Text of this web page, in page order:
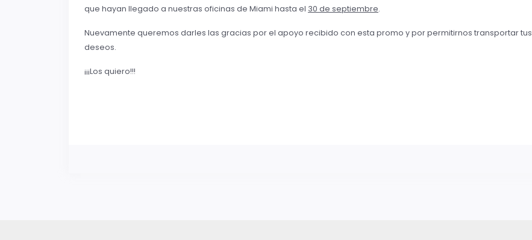
que hayan llegado a nuestras oficinas de Miami hasta el 30 de septiembre.
Nuevamente queremos darles las gracias por el apoyo recibido con esta promo y por permitirnos transportar tus
deseos.
¡¡¡Los quiero!!!